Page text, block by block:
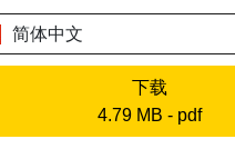
简体中文
下载
4.79 MB - pdf